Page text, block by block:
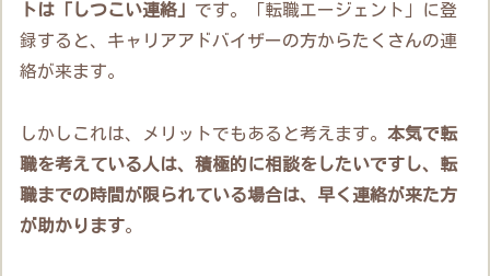
トは「しつこい連絡」 です。「転職エージェント」に登
録すると、キャリアアドバイザーの方からたくさんの連
絡が来ます。
しかしこれは、メリットでもあると考えます。本気で転
職を考えている人は、積極的に相談をしたいですし、転
職までの時間が限られている場合は、早く連絡が来た方
が助かります。